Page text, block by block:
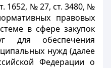
1652, № 27, ст. 3480, №
правовых
в сфере закупок
для обеспечения
нужд (далее
Федерации о